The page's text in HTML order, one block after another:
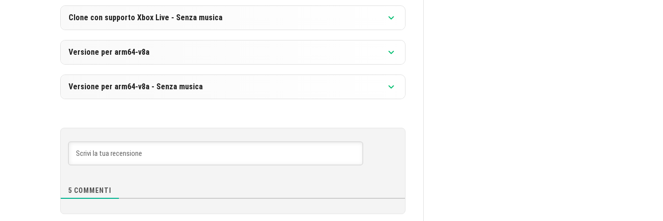
Versione 1.21.20.21 Beta
Clone con supporto Xbox Live - Senza musica
Versione 1.21.20.21 Beta
Versione per arm64-v8a
Versione 1.21.20.21 Beta
Versione per arm64-v8a - Senza musica
SCARICARE [256.66 MB]
5 COMMENTI